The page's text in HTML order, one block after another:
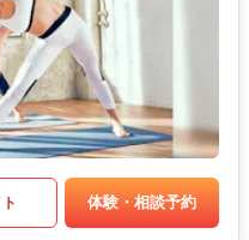
体験・相談予約